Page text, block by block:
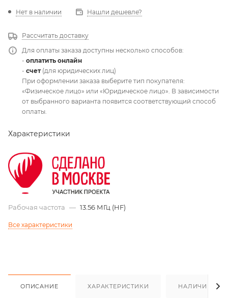
Нет в наличии Нашли дешевле?
Рассчитать доставку
Для оплаты заказа доступны несколько способов:
- оплатить онлайн
- счет(для юридических лиц)
При оформлении заказа выберите тип покупателя:
«Физическое лицо» или «Юридическое лицо». В зависимости
от выбранного варианта появится соответствующий способ
оплаты.
Характеристики
Рабочая частота — 13.56 МГц (HF)
Все характеристики
ОПИСАНИЕ ХАРАКТЕРИСТИКИ НАЛИЧИЕ